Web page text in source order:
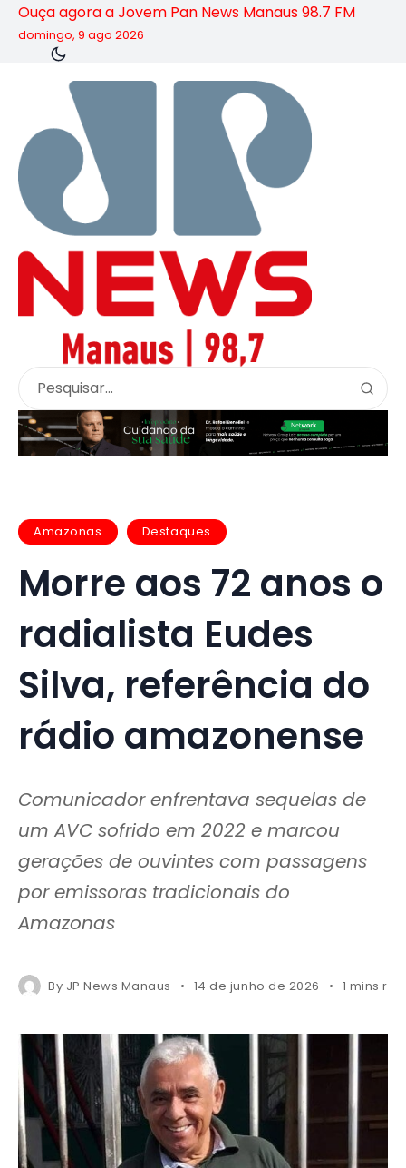
Ouça agora a Jovem Pan News Manaus 98.7 FM
domingo, 9 ago 2026
Amazonas Destaques
Morre aos 72 anos o
radialista Eudes
Silva, referência do
rádio amazonense
Comunicador enfrentava sequelas de
um AVC sofrido em 2022 e marcou
gerações de ouvintes com passagens
por emissoras tradicionais do
Amazonas
By JP News Manaus 14 de junho de 2026 1 mins